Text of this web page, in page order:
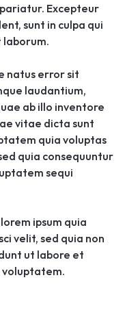
Excepteur
sunt in culpa qui
natus error sit
laudantium,
ab illo inventore
vitae dicta sunt
quia voluptas
quia consequuntur
sequi
ipsum quia
velit, sed quia non
ut labore et